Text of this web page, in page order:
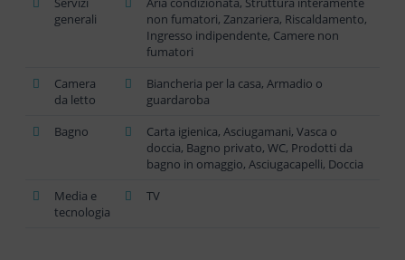
generali
non fumatori, Zanzariera, Riscaldamento,
Ingresso indipendente, Camere non
fumatori
Camera
da letto
Biancheria per la casa, Armadio o
guardaroba
Bagno
Carta igienica, Asciugamani, Vasca o
doccia, Bagno privato, WC, Prodotti da
bagno in omaggio, Asciugacapelli, Doccia
Media e
tecnologia
TV